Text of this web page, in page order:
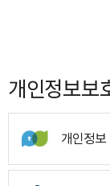
개인정보보
개인정보